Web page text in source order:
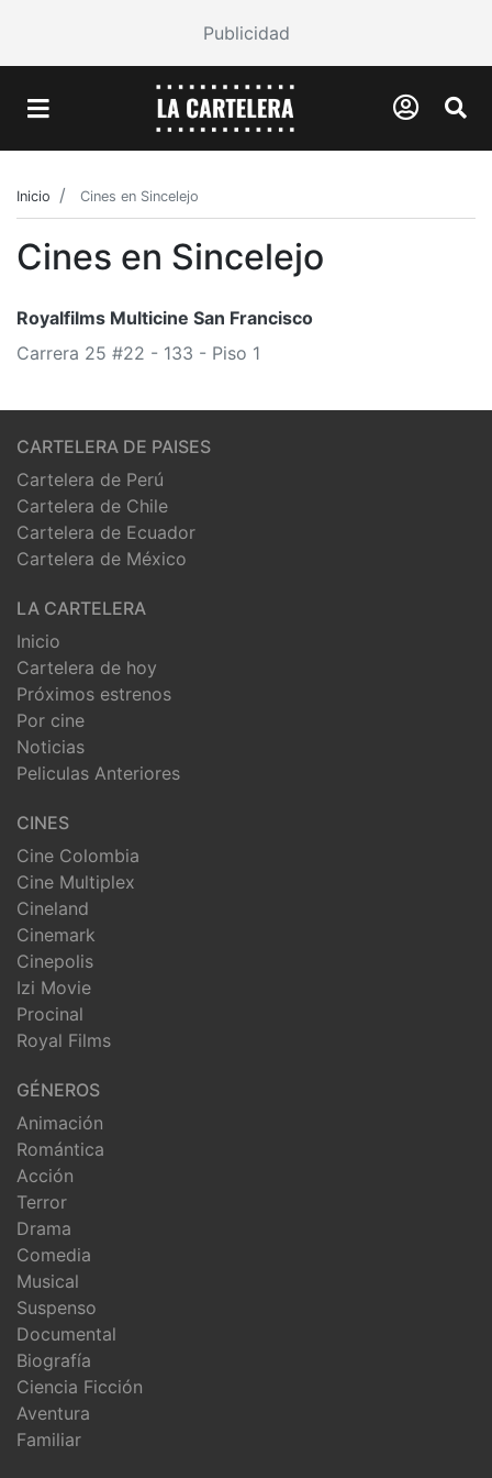
Publicidad
Inicio Cines en Sincelejo
Cines en Sincelejo
Royalfilms Multicine San Francisco
Carrera 25 #22 - 133 - Piso 1
CARTELERA DE PAISES
Cartelera de Perú
Cartelera de Chile
Cartelera de Ecuador
Cartelera de México
LA CARTELERA
Inicio
Cartelera de hoy
Próximos estrenos
Por cine
Noticias
Peliculas Anteriores
CINES
Cine Colombia
Cine Multiplex
Cineland
Cinemark
Cinepolis
Izi Movie
Procinal
Royal Films
GÉNEROS
Animación
Romántica
Acción
Terror
Drama
Comedia
Musical
Suspenso
Documental
Biografía
Ciencia Ficción
Aventura
Familiar